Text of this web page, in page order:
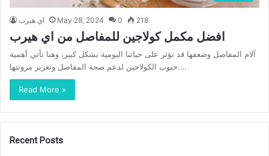
اي هيرب May 28, 2024 0 218
افضل مكمل كولاجين للمفاصل من اي هيرب
آلام المفاصل وضعفها قد تؤثر على حياتنا اليومية بشكل كبير، وهنا تأتي أهمية
حبوب الكولاجين لدعم صحة المفاصل وتعزيز مرونتها.…
Read More »
Recent Posts